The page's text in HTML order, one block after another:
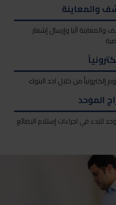
والمعاينة
آليا وإرسال إشعار
إلكترونياً من خلال احد البنوك
الموَحد
للبدء في اجراءات إستلام البضائع
عبر الموبايل